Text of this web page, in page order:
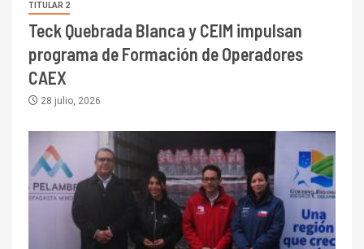
TITULAR 2
Teck Quebrada Blanca y CEIM impulsan
programa de Formación de Operadores
CAEX
28 julio, 2026